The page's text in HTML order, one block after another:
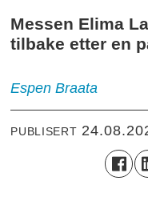
Messen Elima
tilbake etter en
Espen Braata
PUBLISERT